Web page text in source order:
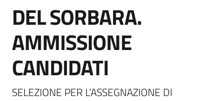
DEL SORBARA.
AMMISSIONE
CANDIDATI
SELEZIONE PER L’ASSEGNAZIONE DI